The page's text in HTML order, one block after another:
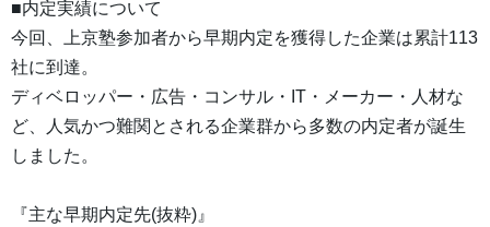
■内定実績について
今回、上京塾参加者から早期内定を獲得した企業は累計113
社に到達。
ディベロッパー・広告・コンサル・IT・メーカー・人材な
ど、人気かつ難関とされる企業群から多数の内定者が誕生
しました。
『主な早期内定先(抜粋)』